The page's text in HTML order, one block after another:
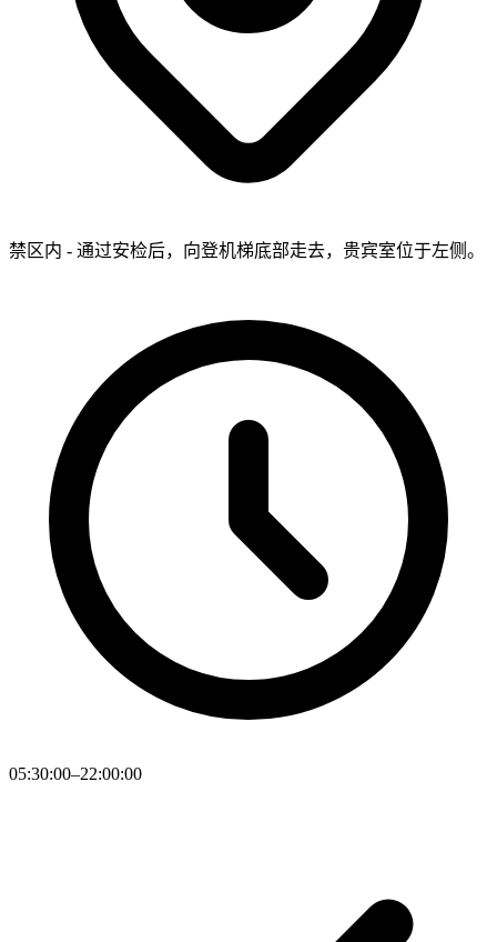
禁区内 - 通过安检后，向登机梯底部走去，贵宾室位于左侧。
05:30:00–22:00:00